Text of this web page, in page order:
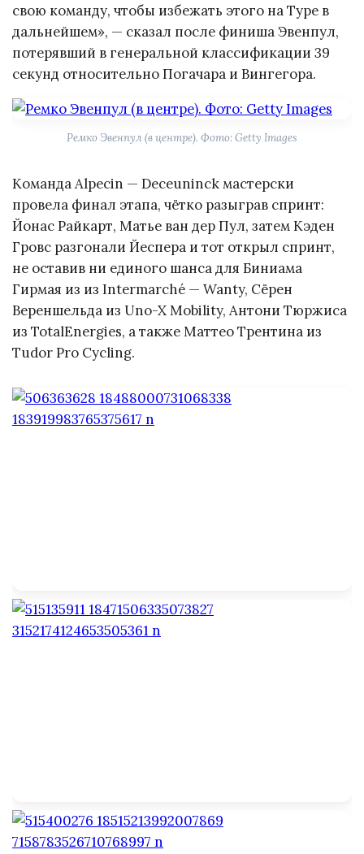
свою команду, чтобы избежать этого на Туре в
дальнейшем», — сказал после финиша Эвенпул,
потерявший в генеральной классификации 39
секунд относительно Погачара и Вингегора.
Ремко Эвенпул (в центре). Фото: Getty Images
Команда Alpecin — Deceuninck мастерски
провела финал этапа, чётко разыграв спринт:
Йонас Райкарт, Матье ван дер Пул, затем Кэден
Гровс разгонали Йеспера и тот открыл спринт,
не оставив ни единого шанса для Биниама
Гирмая из из Intermarché — Wanty, Сёрен
Вереншельда из Uno-X Mobility, Антони Тюржиса
из TotalEnergies, а также Маттео Трентина из
Tudor Pro Cycling.